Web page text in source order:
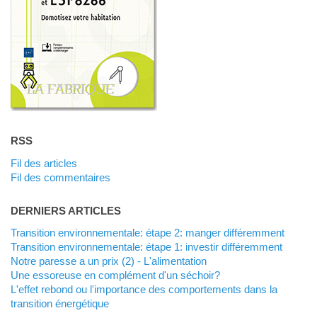
RSS
Fil des articles
Fil des commentaires
DERNIERS ARTICLES
Transition environnementale: étape 2: manger différemment
Transition environnementale: étape 1: investir différemment
Notre paresse a un prix (2) - L'alimentation
Une essoreuse en complément d'un séchoir?
L'effet rebond ou l'importance des comportements dans la
transition énergétique